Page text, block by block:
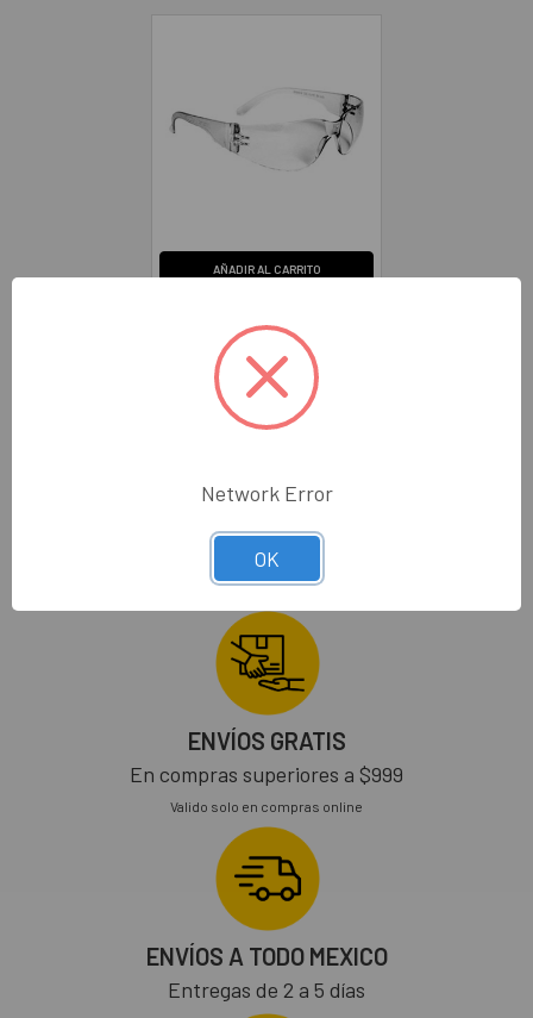
AÑADIR AL CARRITO
Resistencia a Impactos de
Polibicarbonato
Transparentes RADIANS
MR0110ID
ENVÍOS GRATIS
En compras superiores a $999
Valido solo en compras online
ENVÍOS A TODO MEXICO
Entregas de 2 a 5 días
Network Error
OK